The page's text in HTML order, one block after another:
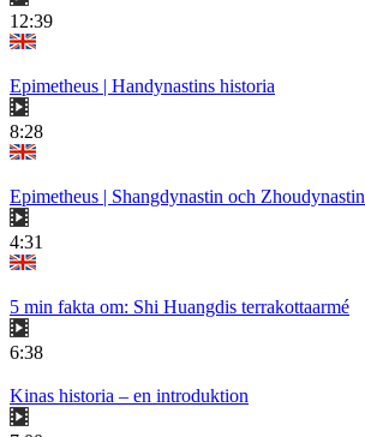
12:39
Epimetheus | Handynastins historia
8:28
Epimetheus | Shangdynastin och Zhoudynastin
4:31
5 min fakta om: Shi Huangdis terrakottaarmé
6:38
Kinas historia – en introduktion